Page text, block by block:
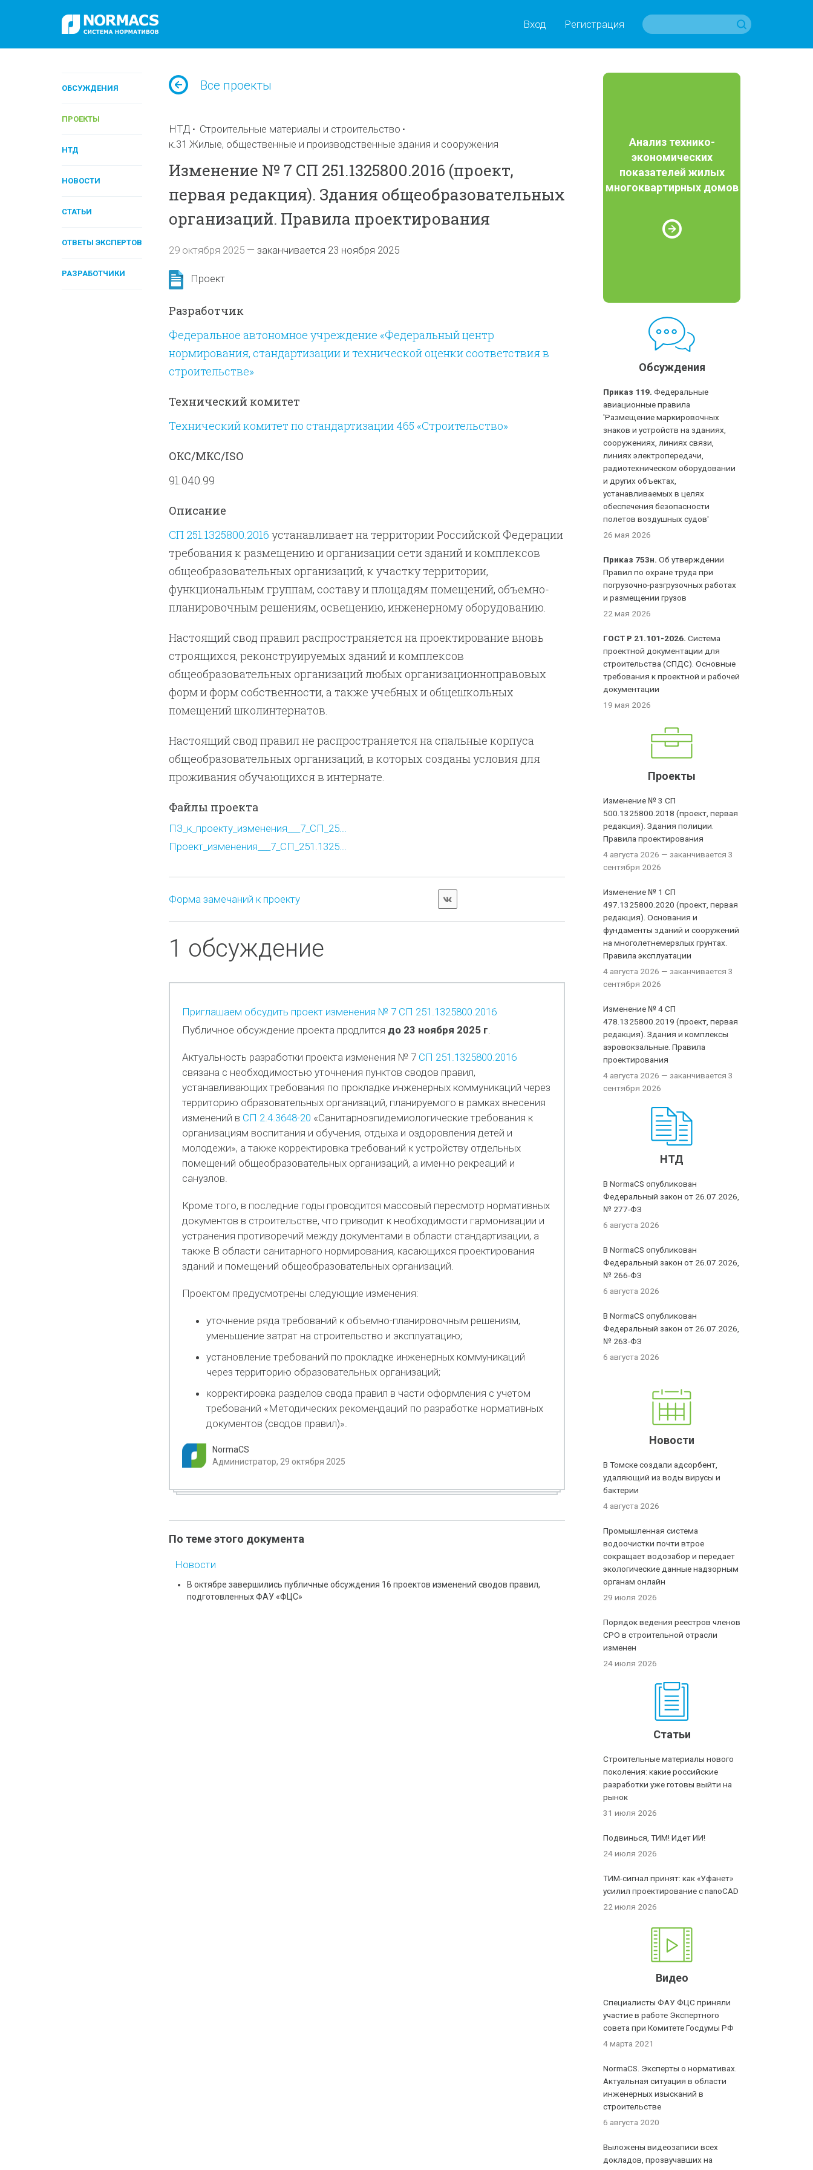
Вход Регистрация
ОБСУЖДЕНИЯ
ПРОЕКТЫ
НТД
НОВОСТИ
СТАТЬИ
ОТВЕТЫ ЭКСПЕРТОВ
РАЗРАБОТЧИКИ
Все проекты
НТД
Строительные материалы и строительство
к.31 Жилые, общественные и производственные здания и сооружения
Изменение № 7 СП 251.1325800.2016 (проект,
первая редакция). Здания общеобразовательных
организаций. Правила проектирования
29 октября 2025— заканчивается 23 ноября 2025
Проект
Разработчик
Федеральное автономное учреждение «Федеральный центр
нормирования, стандартизации и технической оценки соответствия в
строительстве»
Технический комитет
Технический комитет по стандартизации 465 «Строительство»
ОКС/МКС/ISO
91.040.99
Описание
СП 251.1325800.2016 устанавливает на территории Российской Федерации
требования к размещению и организации сети зданий и комплексов
общеобразовательных организаций, к участку территории,
функциональным группам, составу и площадям помещений, объемно-
планировочным решениям, освещению, инженерному оборудованию.
Настоящий свод правил распространяется на проектирование вновь
строящихся, реконструируемых зданий и комплексов
общеобразовательных организаций любых организационноправовых
форм и форм собственности, а также учебных и общешкольных
помещений школинтернатов.
Настоящий свод правил не распространяется на спальные корпуса
общеобразовательных организаций, в которых созданы условия для
проживания обучающихся в интернате.
Файлы проекта
ПЗ_к_проекту_изменения___7_СП_25...
Проект_изменения___7_СП_251.1325...
Форма замечаний к проекту
1 обсуждение
Приглашаем обсудить проект изменения № 7 СП 251.1325800.2016
Публичное обсуждение проекта продлится до 23 ноября 2025 г.
Актуальность разработки проекта изменения № 7 СП 251.1325800.2016
связана с необходимостью уточнения пунктов сводов правил,
устанавливающих требования по прокладке инженерных коммуникаций через
территорию образовательных организаций, планируемого в рамках внесения
изменений в СП 2.4.3648-20 «Санитарноэпидемиологические требования к
организациям воспитания и обучения, отдыха и оздоровления детей и
молодежи», а также корректировка требований к устройству отдельных
помещений общеобразовательных организаций, а именно рекреаций и
санузлов.
Кроме того, в последние годы проводится массовый пересмотр нормативных
документов в строительстве, что приводит к необходимости гармонизации и
устранения противоречий между документами в области стандартизации, а
также B области санитарного нормирования, касающихся проектирования
зданий и помещений общеобразовательных организаций.
Проектом предусмотрены следующие изменения:
уточнение ряда требований к объемно-планировочным решениям,
уменьшение затрат на строительство и эксплуатацию;
установление требований по прокладке инженерных коммуникаций
через территорию образовательных организаций;
корректировка разделов свода правил в части оформления с учетом
требований «Методических рекомендаций по разработке нормативных
документов (сводов правил)».
NormaCS
Администратор, 29 октября 2025
По теме этого документа
Новости
В октябре завершились публичные обсуждения 16 проектов изменений сводов правил,
подготовленных ФАУ «ФЦС»
Анализ технико-
экономических
показателей жилых
многоквартирных домов
Обсуждения
Приказ 119. Федеральные
авиационные правила
'Размещение маркировочных
знаков и устройств на зданиях,
сооружениях, линиях связи,
линиях электропередачи,
радиотехническом оборудовании
и других объектах,
устанавливаемых в целях
обеспечения безопасности
полетов воздушных судов'
26 мая 2026
Приказ 753н. Об утверждении
Правил по охране труда при
погрузочно-разгрузочных работах
и размещении грузов
22 мая 2026
ГОСТ Р 21.101-2026. Система
проектной документации для
строительства (СПДС). Основные
требования к проектной и рабочей
документации
19 мая 2026
Проекты
Изменение № 3 СП
500.1325800.2018 (проект, первая
редакция). Здания полиции.
Правила проектирования
4 августа 2026 — заканчивается 3
сентября 2026
Изменение № 1 СП
497.1325800.2020 (проект, первая
редакция). Основания и
фундаменты зданий и сооружений
на многолетнемерзлых грунтах.
Правила эксплуатации
4 августа 2026 — заканчивается 3
сентября 2026
Изменение № 4 СП
478.1325800.2019 (проект, первая
редакция). Здания и комплексы
аэровокзальные. Правила
проектирования
4 августа 2026 — заканчивается 3
сентября 2026
НТД
В NormaCS опубликован
Федеральный закон от 26.07.2026,
№ 277-ФЗ
6 августа 2026
В NormaCS опубликован
Федеральный закон от 26.07.2026,
№ 266-ФЗ
6 августа 2026
В NormaCS опубликован
Федеральный закон от 26.07.2026,
№ 263-ФЗ
6 августа 2026
Новости
В Томске создали адсорбент,
удаляющий из воды вирусы и
бактерии
4 августа 2026
Промышленная система
водоочистки почти втрое
сокращает водозабор и передает
экологические данные надзорным
органам онлайн
29 июля 2026
Порядок ведения реестров членов
СРО в строительной отрасли
изменен
24 июля 2026
Статьи
Строительные материалы нового
поколения: какие российские
разработки уже готовы выйти на
рынок
31 июля 2026
Подвинься, ТИМ! Идет ИИ!
24 июля 2026
ТИМ-сигнал принят: как «Уфанет»
усилил проектирование с nanoCAD
22 июля 2026
Видео
Специалисты ФАУ ФЦС приняли
участие в работе Экспертного
совета при Комитете Госдумы РФ
4 марта 2021
NormaCS. Эксперты о нормативах.
Актуальная ситуация в области
инженерных изысканий в
строительстве
6 августа 2020
Выложены видеозаписи всех
докладов, прозвучавших на